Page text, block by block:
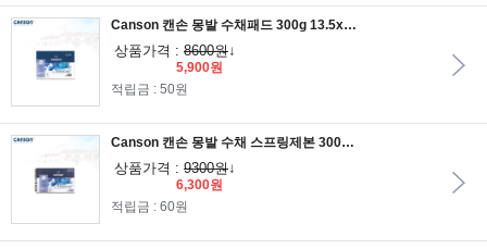
Canson 캔손 몽발 수채패드 300g 13.5x21 12매입 1면제본
상품가격 : 8600원↓
5,900원
적립금 : 50원
Canson 캔손 몽발 수채 스프링제본 300g 13.5x21 12매입
상품가격 : 9300원↓
6,300원
적립금 : 60원